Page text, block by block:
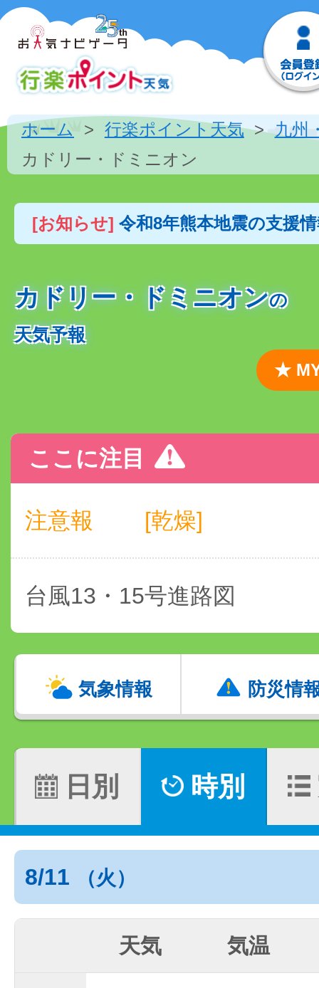
ホーム 行楽ポイント天気
九州
カドリー・ドミニオン
[お知らせ] 令和8年熊本地震の支援
カドリー・ドミニオンの
天気予報
★
ここに注目
注意報 [乾燥]
台風13・15号進路図
気象情報 防災情
日別 時別
8/11 （火）
天気 気温